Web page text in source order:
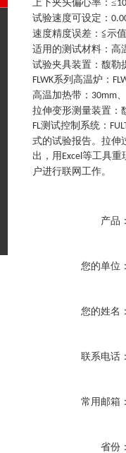
上下夹头偏心率 ： ≤10
试验速度可设定 ：
速度精度误差 ： ≦示
适用的测试材料 ： 高
试验夹具装置 ： 馥勒
FLWK系列高温炉 ：
高温加热带 ： 30mm、
拉伸变形测量装置 ：
FL测试控制系统 ：
式的试验报告。拉伸
出，用 Excel等工具重
户进行联网工作。
产品
您的单位
您的姓名
联系电话
常用邮箱
省份